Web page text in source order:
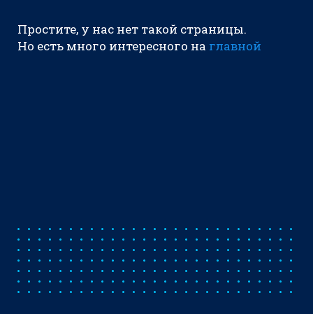
Простите, у нас нет такой страницы.
Но есть много интересного на главной